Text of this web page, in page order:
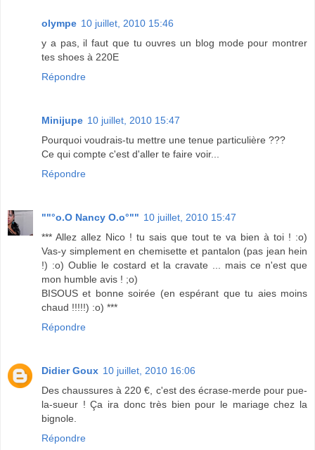
olympe 10 juillet, 2010 15:46
y a pas, il faut que tu ouvres un blog mode pour montrer
tes shoes à 220E
Répondre
Minijupe 10 juillet, 2010 15:47
Pourquoi voudrais-tu mettre une tenue particulière ???
Ce qui compte c'est d'aller te faire voir...
Répondre
""°o.O Nancy O.o°"" 10 juillet, 2010 15:47
*** Allez allez Nico ! tu sais que tout te va bien à toi ! :o)
Vas-y simplement en chemisette et pantalon (pas jean hein
!) :o) Oublie le costard et la cravate ... mais ce n'est que
mon humble avis ! ;o)
BISOUS et bonne soirée (en espérant que tu aies moins
chaud !!!!!) :o) ***
Répondre
Didier Goux 10 juillet, 2010 16:06
Des chaussures à 220 €, c'est des écrase-merde pour pue-
la-sueur ! Ça ira donc très bien pour le mariage chez la
bignole.
Répondre